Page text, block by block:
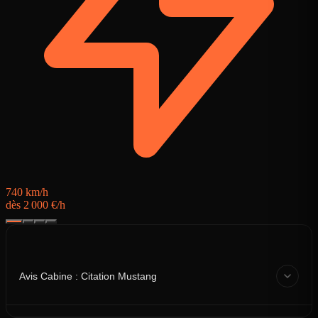
740 km/h
dès 2 000 €/h
Avis Cabine : Citation Mustang